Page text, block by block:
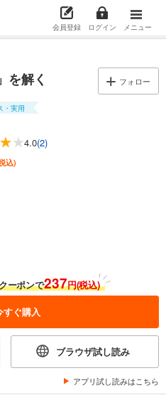
会員登録 ログイン メニュー
を解く フォロー
・実用
4.0(2)
込)
ーポンで237円(税込)
すぐ購入
ブラウザ試し読み
アプリ試し読みはこちら